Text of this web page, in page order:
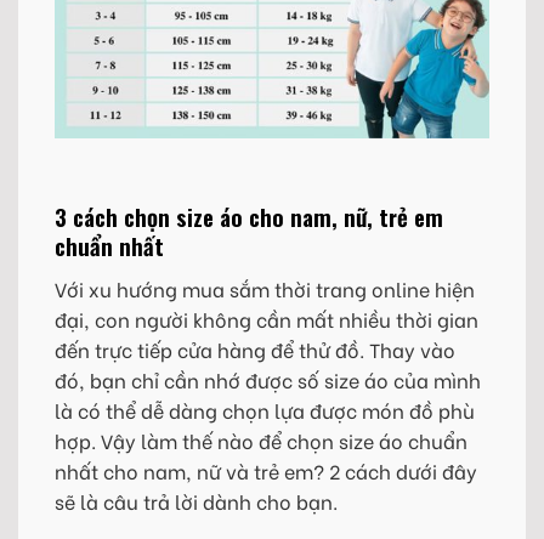
3 cách chọn size áo cho nam, nữ, trẻ em
chuẩn nhất
Với xu hướng mua sắm thời trang online hiện
đại, con người không cần mất nhiều thời gian
đến trực tiếp cửa hàng để thử đồ. Thay vào
đó, bạn chỉ cần nhớ được số size áo của mình
là có thể dễ dàng chọn lựa được món đồ phù
hợp. Vậy làm thế nào để chọn size áo chuẩn
nhất cho nam, nữ và trẻ em? 2 cách dưới đây
sẽ là câu trả lời dành cho bạn.